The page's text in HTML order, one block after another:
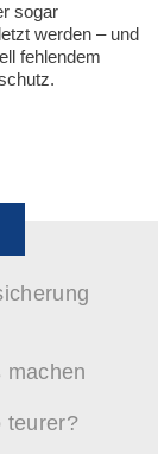
sogar
werden – und
fehlendem
machen
teurer?